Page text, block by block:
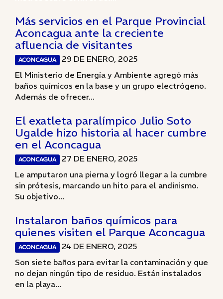
Más servicios en el Parque Provincial
Aconcagua ante la creciente
afluencia de visitantes
ACONCAGUA
29 DE ENERO, 2025
El Ministerio de Energía y Ambiente agregó más
baños químicos en la base y un grupo electrógeno.
Además de ofrecer...
El exatleta paralímpico Julio Soto
Ugalde hizo historia al hacer cumbre
en el Aconcagua
ACONCAGUA
27 DE ENERO, 2025
Le amputaron una pierna y logró llegar a la cumbre
sin prótesis, marcando un hito para el andinismo.
Su objetivo...
Instalaron baños químicos para
quienes visiten el Parque Aconcagua
ACONCAGUA
24 DE ENERO, 2025
Son siete baños para evitar la contaminación y que
no dejan ningún tipo de residuo. Están instalados
en la playa...